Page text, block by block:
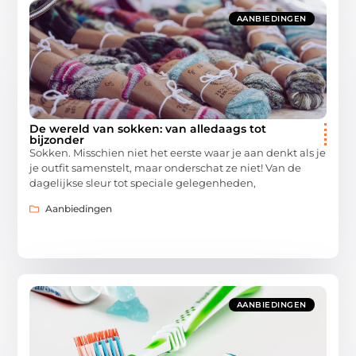
AANBIEDINGEN
De wereld van sokken: van alledaags tot
bijzonder
Sokken. Misschien niet het eerste waar je aan denkt als je
je outfit samenstelt, maar onderschat ze niet! Van de
dagelijkse sleur tot speciale gelegenheden,
Aanbiedingen
AANBIEDINGEN